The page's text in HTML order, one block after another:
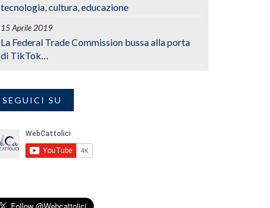
tecnologia, cultura, educazione
15 Aprile 2019
La Federal Trade Commission bussa alla porta
di TikTok…
SEGUICI SU